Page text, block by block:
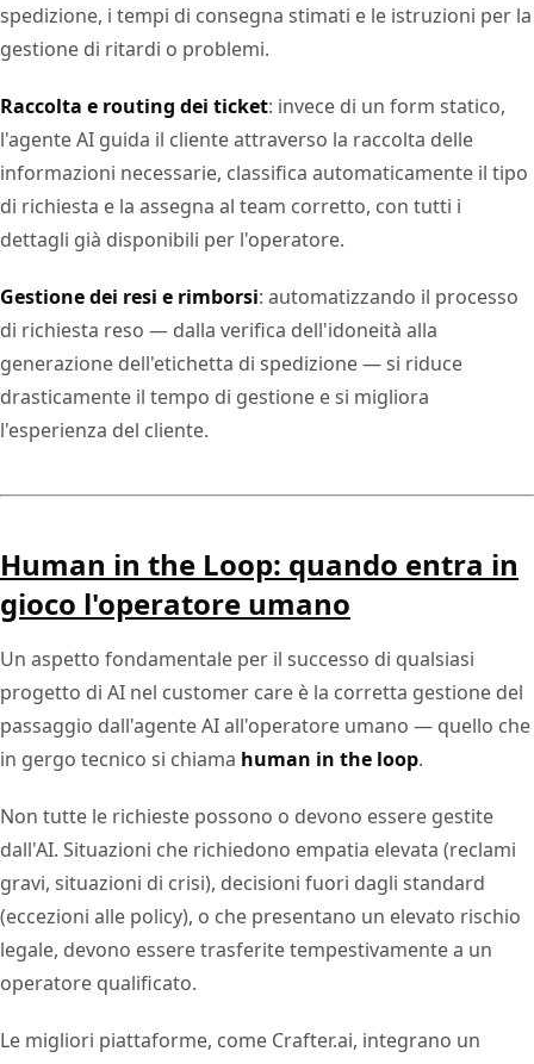
spedizione, i tempi di consegna stimati e le istruzioni per la
gestione di ritardi o problemi.
Raccolta e routing dei ticket: invece di un form statico,
l'agente AI guida il cliente attraverso la raccolta delle
informazioni necessarie, classifica automaticamente il tipo
di richiesta e la assegna al team corretto, con tutti i
dettagli già disponibili per l'operatore.
Gestione dei resi e rimborsi: automatizzando il processo
di richiesta reso — dalla verifica dell'idoneità alla
generazione dell'etichetta di spedizione — si riduce
drasticamente il tempo di gestione e si migliora
l'esperienza del cliente.
Human in the Loop: quando entra in
gioco l'operatore umano
Un aspetto fondamentale per il successo di qualsiasi
progetto di AI nel customer care è la corretta gestione del
passaggio dall'agente AI all'operatore umano — quello che
in gergo tecnico si chiama human in the loop.
Non tutte le richieste possono o devono essere gestite
dall'AI. Situazioni che richiedono empatia elevata (reclami
gravi, situazioni di crisi), decisioni fuori dagli standard
(eccezioni alle policy), o che presentano un elevato rischio
legale, devono essere trasferite tempestivamente a un
operatore qualificato.
Le migliori piattaforme, come Crafter.ai, integrano un